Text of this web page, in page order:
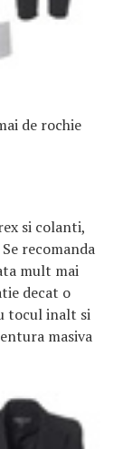
de rochie
si colanti,
recomanda
mult mai
decat o
tocul inalt si
masiva